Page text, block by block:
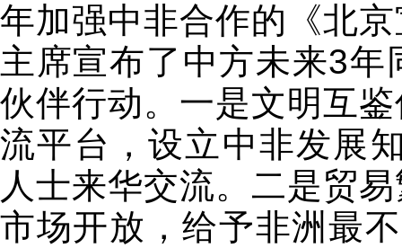
年加强中非合作的《北
主席宣布了中方未来3
伙伴行动。一是文明互
流平台，设立中非发展
人士来华交流。二是贸
市场开放，给予非洲最